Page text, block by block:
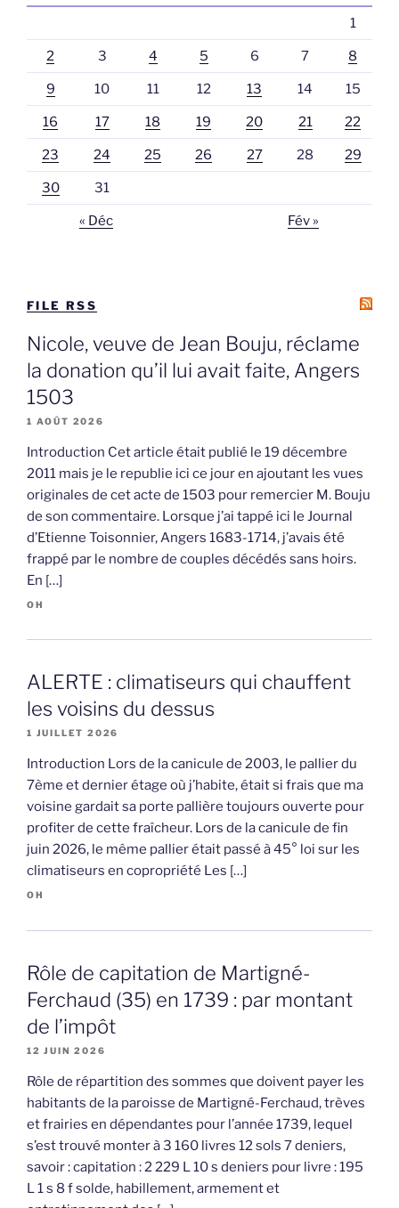
1
2 3 4 5 6 7 8
9 10 11 12 13 14 15
16 17 18 19 20 21 22
23 24 25 26 27 28 29
30 31
« Déc Fév »
FILE RSS
Nicole, veuve de Jean Bouju, réclame
la donation qu’il lui avait faite, Angers
1503
1 AOÛT 2026
Introduction Cet article était publié le 19 décembre
2011 mais je le republie ici ce jour en ajoutant les vues
originales de cet acte de 1503 pour remercier M. Bouju
de son commentaire. Lorsque j’ai tappé ici le Journal
d’Etienne Toisonnier, Angers 1683-1714, j’avais été
frappé par le nombre de couples décédés sans hoirs.
En […]
OH
ALERTE : climatiseurs qui chauffent
les voisins du dessus
1 JUILLET 2026
Introduction Lors de la canicule de 2003, le pallier du
7ème et dernier étage où j’habite, était si frais que ma
voisine gardait sa porte pallière toujours ouverte pour
profiter de cette fraîcheur. Lors de la canicule de fin
juin 2026, le même pallier était passé à 45° loi sur les
climatiseurs en copropriété Les […]
OH
Rôle de capitation de Martigné-
Ferchaud (35) en 1739 : par montant
de l’impôt
12 JUIN 2026
Rôle de répartition des sommes que doivent payer les
habitants de la paroisse de Martigné-Ferchaud, trèves
et frairies en dépendantes pour l’année 1739, lequel
s’est trouvé monter à 3 160 livres 12 sols 7 deniers,
savoir : capitation : 2 229 L 10 s deniers pour livre : 195
L 1 s 8 f solde, habillement, armement et